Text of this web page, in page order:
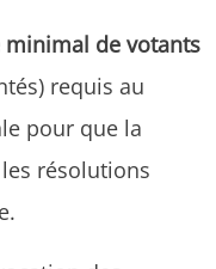
de votants
requis au
pour que la
résolutions